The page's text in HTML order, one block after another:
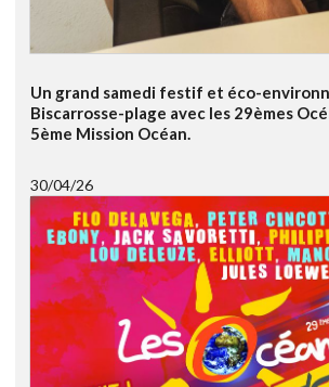
Un grand samedi festif et éco-
Biscarrosse-plage avec les 29èmes
5ème Mission Océan.
30/04/26